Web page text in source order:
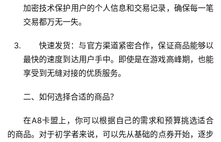
加密技术保护用户的个人信息和交易记录，确保每一笔
交易都万无一失。
快速发货：与官方渠道紧密合作，保证商品能够以
最快的速度到达用户手中。即使是在游戏高峰期，也能
享受到无缝对接的优质服务。
二、如何选择合适的商品？
在A8卡盟上，你可以根据自己的需求和预算挑选适合
的商品。对于初学者来说，可以先从基础的点券开始，逐步